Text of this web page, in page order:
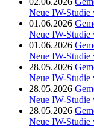
Neue IW-Studie
01.06.2026
Neue IW-Studie
01.06.2026
Neue IW-Studie
28.05.2026
Neue IW-Studie
28.05.2026
Neue IW-Studie
28.05.2026
Neue IW-Studie